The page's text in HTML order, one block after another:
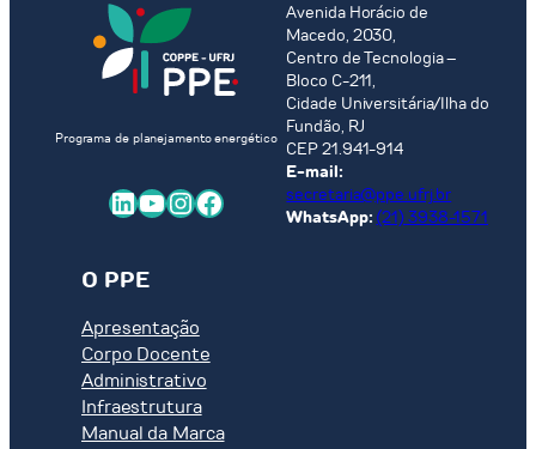
Programa de planejamento energético
LinkedIn Youtube InstagramFacebook
Avenida Horácio de
Macedo, 2030,
Centro de Tecnologia –
Bloco C-211,
Cidade Universitária/Ilha do
Fundão, RJ
CEP 21.941-914
E-mail:
secretaria@ppe.ufrj.br
WhatsApp: (21) 3938-1571
O PPE
Apresentação
Corpo Docente
Administrativo
Infraestrutura
Manual da Marca